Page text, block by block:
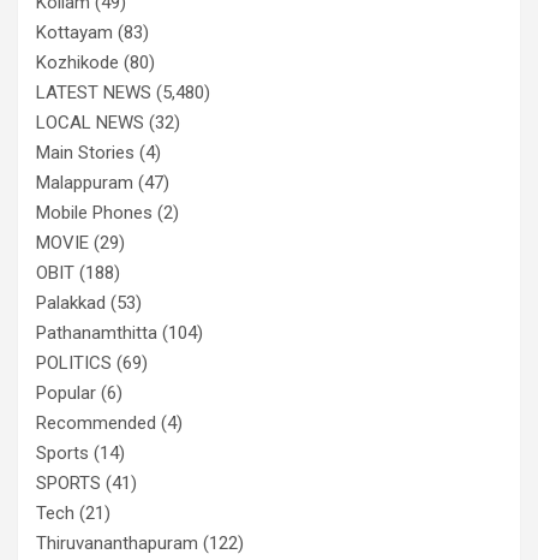
Kottayam (83)
Kozhikode (80)
LATEST NEWS (5,480)
LOCAL NEWS (32)
Main Stories (4)
Malappuram (47)
Mobile Phones (2)
MOVIE (29)
OBIT (188)
Palakkad (53)
Pathanamthitta (104)
POLITICS (69)
Popular (6)
Recommended (4)
Sports (14)
SPORTS (41)
Tech (21)
Thiruvananthapuram (122)